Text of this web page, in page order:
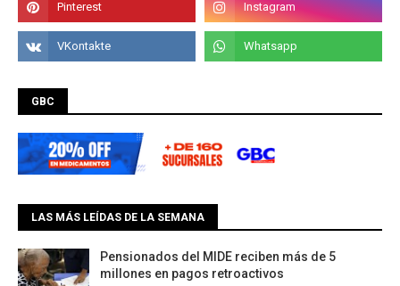
GBC
LAS MÁS LEÍDAS DE LA SEMANA
Pensionados del MIDE reciben más de 5
millones en pagos retroactivos